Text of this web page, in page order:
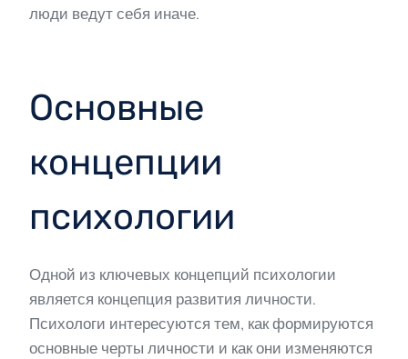
люди ведут себя иначе.
Основные
концепции
психологии
Одной из ключевых концепций психологии
является концепция развития личности.
Психологи интересуются тем, как формируются
основные черты личности и как они изменяются